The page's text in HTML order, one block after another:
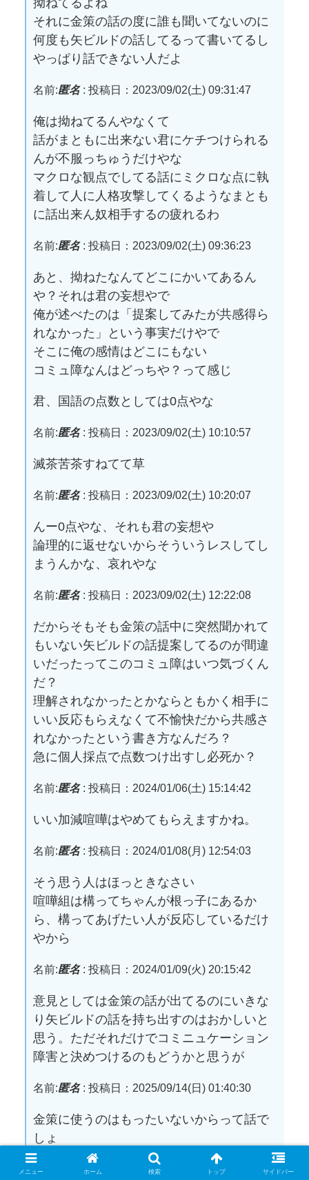
それに金策の話の度に誰も聞いてないのに
何度も矢ビルドの話してるって書いてるし
やっぱり話できない人だよ
名前:匿名: 投稿日：2023/09/02(土) 09:31:47
俺は拗ねてるんやなくて
話がまともに出来ない君にケチつけられる
んが不服っちゅうだけやな
マクロな観点でしてる話にミクロな点に執
着して人に人格攻撃してくるようなまとも
に話出来ん奴相手するの疲れるわ
名前:匿名: 投稿日：2023/09/02(土) 09:36:23
あと、拗ねたなんてどこにかいてあるん
や？それは君の妄想やで
俺が述べたのは「提案してみたが共感得ら
れなかった」という事実だけやで
そこに俺の感情はどこにもない
コミュ障なんはどっちや？って感じ
君、国語の点数としては0点やな
名前:匿名: 投稿日：2023/09/02(土) 10:10:57
滅茶苦茶すねてて草
名前:匿名: 投稿日：2023/09/02(土) 10:20:07
んー0点やな、それも君の妄想や
論理的に返せないからそういうレスしてし
まうんかな、哀れやな
名前:匿名: 投稿日：2023/09/02(土) 12:22:08
だからそもそも金策の話中に突然聞かれて
もいない矢ビルドの話提案してるのが間違
いだったってこのコミュ障はいつ気づくん
だ？
理解されなかったとかならともかく相手に
いい反応もらえなくて不愉快だから共感さ
れなかったという書き方なんだろ？
急に個人採点で点数つけ出すし必死か？
名前:匿名: 投稿日：2024/01/06(土) 15:14:42
いい加減喧嘩はやめてもらえますかね。
名前:匿名: 投稿日：2024/01/08(月) 12:54:03
そう思う人はほっときなさい
喧嘩組は構ってちゃんが根っ子にあるか
ら、構ってあげたい人が反応しているだけ
やから
名前:匿名: 投稿日：2024/01/09(火) 20:15:42
意見としては金策の話が出てるのにいきな
り矢ビルドの話を持ち出すのはおかしいと
思う。ただそれだけでコミニュケーション
障害と決めつけるのもどうかと思うが
名前:匿名: 投稿日：2025/09/14(日) 01:40:30
金策に使うのはもったいないからって話で
しょ
アスペがコミュ障認定してるの笑える
メニュー ホーム 検索 トップ サイドバー